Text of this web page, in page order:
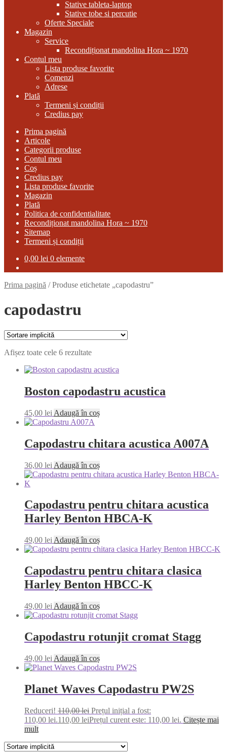
Stative tableta-laptop
Stative tobe si percutie
Oferte Speciale
Magazin
Service
Recondiționat mandolina Hora ~ 1970
Contul meu
Lista produse favorite
Comenzi
Adrese
Plată
Termeni și condiții
Credius pay
Prima pagină
Articole
Categorii produse
Contul meu
Coș
Credius pay
Lista produse favorite
Magazin
Plată
Politica de confidentialitate
Recondiționat mandolina Hora ~ 1970
Sitemap
Termeni și condiții
0,00 lei 0 elemente
Prima pagină /Produse etichetate „capodastru”
capodastru
Afișez toate cele 6 rezultate
Boston capodastru acustica
45,00 lei Adaugă în coș
Capodastru chitara acustica A007A
36,00 lei Adaugă în coș
Capodastru pentru chitara acustica
Harley Benton HBCA-K
49,00 lei Adaugă în coș
Capodastru pentru chitara clasica
Harley Benton HBCC-K
49,00 lei Adaugă în coș
Capodastru rotunjit cromat Stagg
49,00 lei Adaugă în coș
Planet Waves Capodastru PW2S
Reduceri! 110,00lei Prețul inițial a fost:
110,00 lei.110,00 leiPrețul curent este: 110,00 lei. Citește mai
mult